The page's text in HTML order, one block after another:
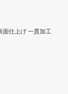
面仕上げ 一貫加工